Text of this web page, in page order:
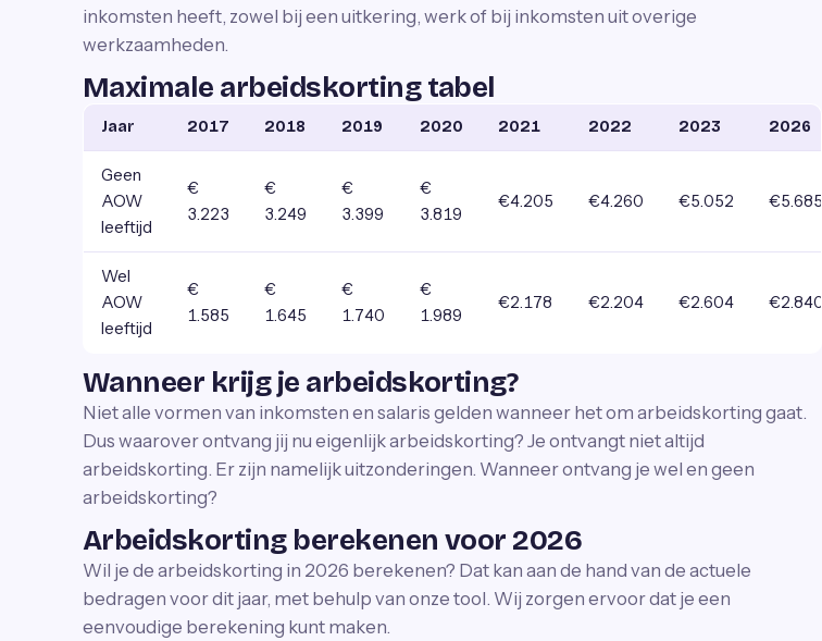
inkomsten heeft, zowel bij een uitkering, werk of bij inkomsten uit overige
werkzaamheden.
Maximale arbeidskorting tabel
Jaar 2017 2018 2019 2020 2021 2022 2023 2026
Geen
AOW
leeftijd
€
3.223
€
3.249
€
3.399
€
3.819
€4.205 €4.260 €5.052 €5.685
Wel
AOW
leeftijd
€
1.585
€
1.645
€
1.740
€
1.989
€2.178 €2.204 €2.604 €2.840
Wanneer krijg je arbeidskorting?
Niet alle vormen van inkomsten en salaris gelden wanneer het om arbeidskorting gaat.
Dus waarover ontvang jij nu eigenlijk arbeidskorting? Je ontvangt niet altijd
arbeidskorting. Er zijn namelijk uitzonderingen. Wanneer ontvang je wel en geen
arbeidskorting?
Arbeidskorting berekenen voor 2026
Wil je de arbeidskorting in 2026 berekenen? Dat kan aan de hand van de actuele
bedragen voor dit jaar, met behulp van onze tool. Wij zorgen ervoor dat je een
eenvoudige berekening kunt maken.